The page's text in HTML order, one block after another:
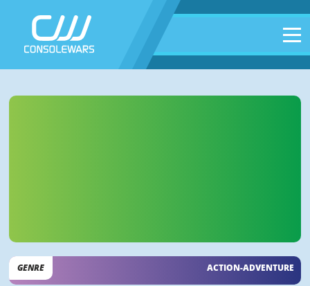
GENRE ACTION-ADVENTURE